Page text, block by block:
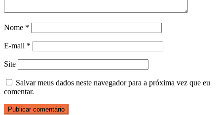
Nome *
E-mail *
Site
Salvar meus dados neste navegador para a próxima vez que eu
comentar.